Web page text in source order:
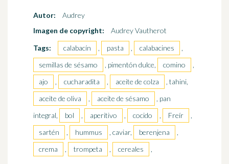
Autor:
Audrey
Imagen de copyright:
Audrey Vautherot
Tags:
calabacín , pasta , calabacines
,
semillas de sésamo
, pimentón dulce, comino
,
ajo
, cucharadita , aceite de colza
, tahini,
aceite de oliva
, aceite de sésamo
, pan
integral,
bol , aperitivo , cocido , Freír
,
sartén
, hummus , caviar, berenjena
,
crema
, trompeta , cereales ,